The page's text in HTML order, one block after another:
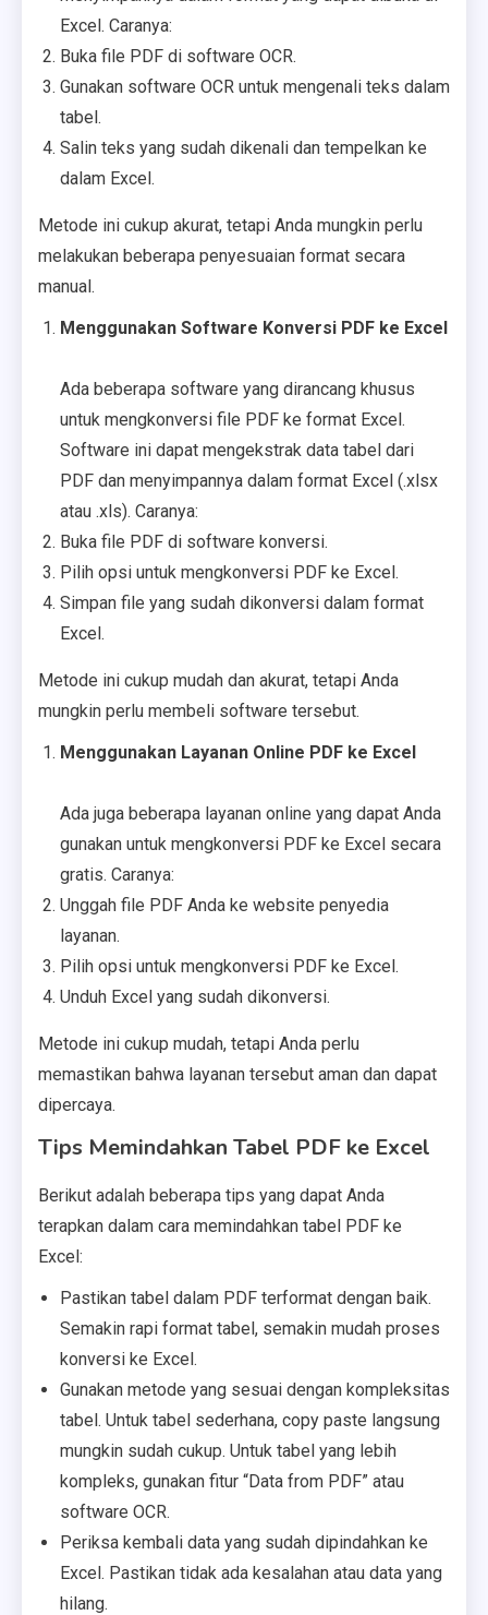
Excel. Caranya:
Buka file PDF di software OCR.
Gunakan software OCR untuk mengenali teks dalam
tabel.
Salin teks yang sudah dikenali dan tempelkan ke
dalam Excel.
Metode ini cukup akurat, tetapi Anda mungkin perlu
melakukan beberapa penyesuaian format secara
manual.
Menggunakan Software Konversi PDF ke Excel
Ada beberapa software yang dirancang khusus
untuk mengkonversi file PDF ke format Excel.
Software ini dapat mengekstrak data tabel dari
PDF dan menyimpannya dalam format Excel (.xlsx
atau .xls). Caranya:
Buka file PDF di software konversi.
Pilih opsi untuk mengkonversi PDF ke Excel.
Simpan file yang sudah dikonversi dalam format
Excel.
Metode ini cukup mudah dan akurat, tetapi Anda
mungkin perlu membeli software tersebut.
Menggunakan Layanan Online PDF ke Excel
Ada juga beberapa layanan online yang dapat Anda
gunakan untuk mengkonversi PDF ke Excel secara
gratis. Caranya:
Unggah file PDF Anda ke website penyedia
layanan.
Pilih opsi untuk mengkonversi PDF ke Excel.
Unduh Excel yang sudah dikonversi.
Metode ini cukup mudah, tetapi Anda perlu
memastikan bahwa layanan tersebut aman dan dapat
dipercaya.
Tips Memindahkan Tabel PDF ke Excel
Berikut adalah beberapa tips yang dapat Anda
terapkan dalam cara memindahkan tabel PDF ke
Excel:
Pastikan tabel dalam PDF terformat dengan baik.
Semakin rapi format tabel, semakin mudah proses
konversi ke Excel.
Gunakan metode yang sesuai dengan kompleksitas
tabel. Untuk tabel sederhana, copy paste langsung
mungkin sudah cukup. Untuk tabel yang lebih
kompleks, gunakan fitur “Data from PDF” atau
software OCR.
Periksa kembali data yang sudah dipindahkan ke
Excel. Pastikan tidak ada kesalahan atau data yang
hilang.